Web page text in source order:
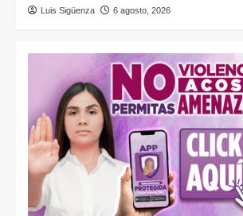
Luis Sigüenza 6 agosto, 2026